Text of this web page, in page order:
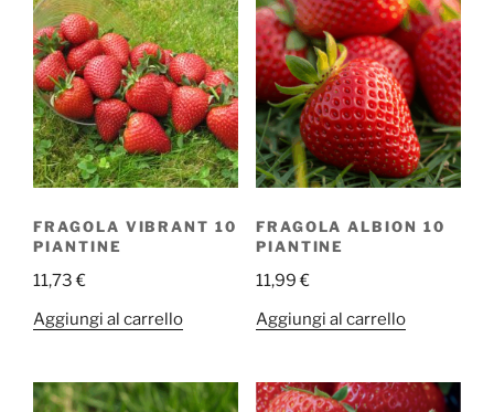
FRAGOLA VIBRANT 10
PIANTINE
11,73€
Aggiungi al carrello
FRAGOLA ALBION 10
PIANTINE
11,99€
Aggiungi al carrello